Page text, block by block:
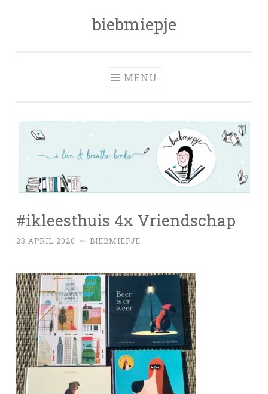
biebmiepje
MENU
#ikleesthuis 4x Vriendschap
23 APRIL 2020 ~ BIEBMIEPJE